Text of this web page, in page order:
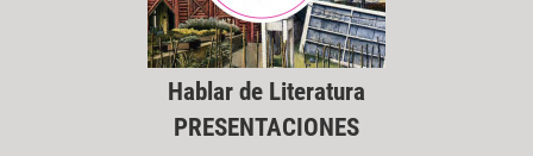
Hablar de Literatura
PRESENTACIONES